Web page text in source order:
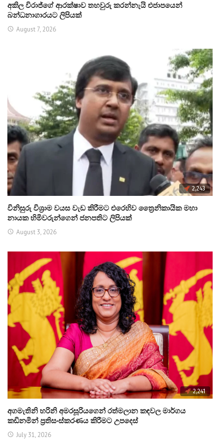
අකිල විරාජ්ගේ ආරක්ෂාව තහවුරු කරන්නැයි එජාපයෙන්
බන්ධනාගාරයට ලිපියක්
August 7, 2026
2,243
විනිසුරු විශ්‍රාම වයස වැඩ කිරීමට එරෙහිව ත්‍රෛනිකායික මහා
නායක හිමිවරුන්ගෙන් ජනපතිට ලිපියක්
August 3, 2026
2,241
අගමැතිනි හරිනි අමරසූරියගෙන් රත්මලාන කඳවල මාර්ගය
කඩිනමින් ප්‍රතිසංස්කරණය කිරීමට උපදෙස්
July 31, 2026